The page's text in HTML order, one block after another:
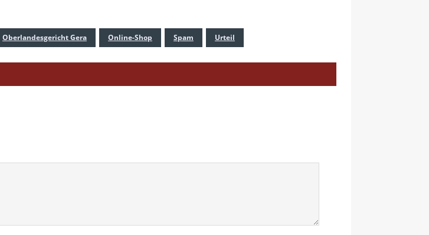
Oberlandesgericht Gera Online-Shop Spam Urteil